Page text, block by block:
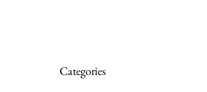
Categories